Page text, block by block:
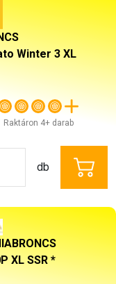
Winter 3 XL
Raktáron 4+ darab
db
XL SSR *